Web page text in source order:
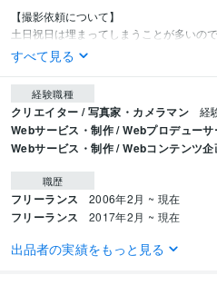
【撮影依頼について】
土日祝日は埋まってしまうことが多いので
すべて見る
経験職種
クリエイター / 写真家・カメラマン 経
Webサービス・制作 / Webプロデュー
Webサービス・制作 / Webコンテンツ
職歴
フリーランス 2006年2月 ~ 現在
フリーランス 2017年2月 ~ 現在
ビジネス・クリエイティブツール
出品者の実績をもっと見る